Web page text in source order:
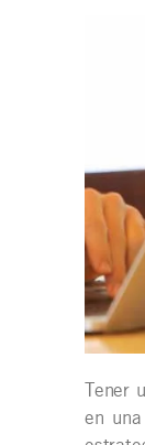
Tener
en